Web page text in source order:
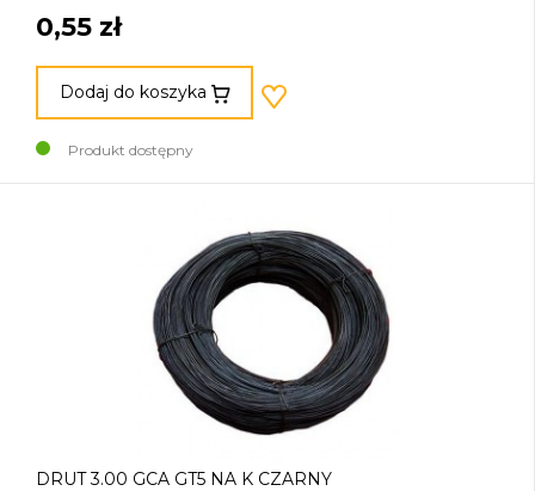
0,55 zł
Dodaj do koszyka
Produkt dostępny
DRUT 3.00 GCA GT5 NA K CZARNY